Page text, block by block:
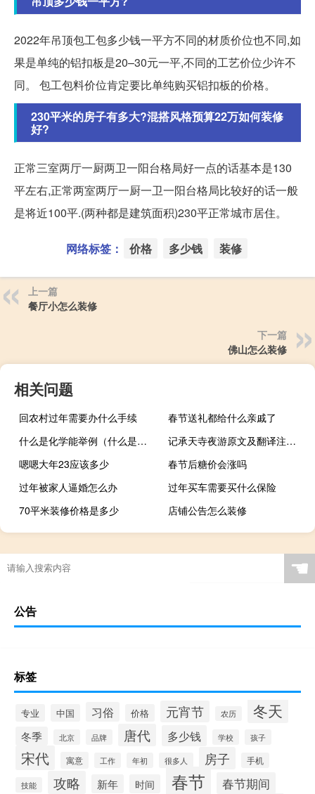
2022年吊顶包工包多少钱一平方不同的材质价位也不同,如
果是单纯的铝扣板是20–30元一平,不同的工艺价位少许不
同。 包工包料价位肯定要比单纯购买铝扣板的价格。
230平米的房子有多大?混搭风格预算22万如何装修
好?
正常三室两厅一厨两卫一阳台格局好一点的话基本是130
平左右,正常两室两厅一厨一卫一阳台格局比较好的话一般
是将近100平.(两种都是建筑面积)230平正常城市居住。
网络标签： 价格 多少钱 装修
上一篇
餐厅小怎么装修
下一篇
佛山怎么装修
相关问题
回农村过年需要办什么手续
春节送礼都给什么亲戚了
什么是化学能举例（什么是化学能）
记承天寺夜游原文及翻译注释手写（记承天寺夜游原文及翻译注释）
嗯嗯大年23应该多少
春节后糖价会涨吗
过年被家人逼婚怎么办
过年买车需要买什么保险
70平米装修价格是多少
店铺公告怎么装修
☚
公告
标签
专业 中国 习俗 价格 元宵节 农历 冬天
冬季 北京 品牌 唐代 多少钱 学校 孩子
宋代 寓意 工作 年初 很多人 房子 手机
技能 攻略 新年 时间 春节 春节期间